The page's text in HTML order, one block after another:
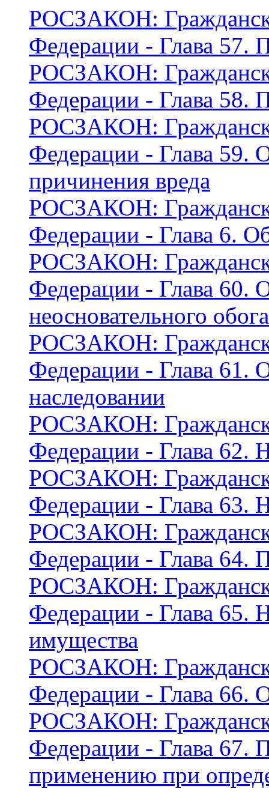
РОСЗАКОН:
Федерации - Глава 57.
РОСЗАКОН:
Федерации - Глава 58.
РОСЗАКОН:
Федерации - Глава 59.
причинения вреда
РОСЗАКОН:
Федерации - Глава 6.
РОСЗАКОН:
Федерации - Глава 60.
неосновательного
РОСЗАКОН:
Федерации - Глава 61.
наследовании
РОСЗАКОН:
Федерации - Глава 62.
РОСЗАКОН:
Федерации - Глава 63.
РОСЗАКОН:
Федерации - Глава 64.
РОСЗАКОН:
Федерации - Глава 65.
имущества
РОСЗАКОН:
Федерации - Глава 66.
РОСЗАКОН:
Федерации - Глава 67.
применению при